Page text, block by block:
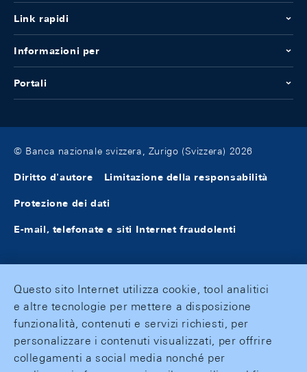
Link rapidi
Informazioni per
Portali
© Banca nazionale svizzera, Zurigo (Svizzera) 2026
Diritto d'autore Limitazione della responsabilità
Protezione dei dati
E-mail, telefonate e siti Internet fraudolenti
Questo sito Internet utilizza cookie, tool analitici
e altre tecnologie per mettere a disposizione
funzionalità, contenuti e servizi richiesti, per
personalizzare i contenuti visualizzati, per offrire
collegamenti a social media nonché per